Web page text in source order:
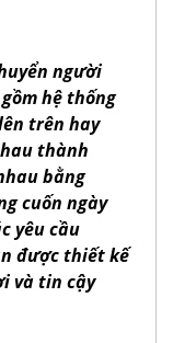
người
hệ thống
trên hay
thành
bằng
cuốn ngày
yêu cầu
được thiết kế
và tin cậy